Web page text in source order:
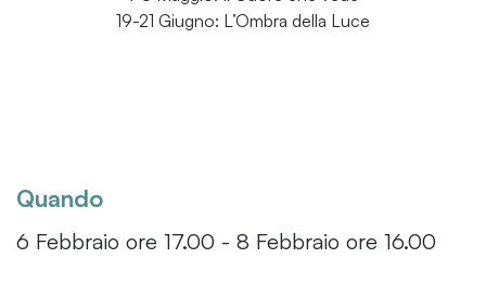
19-21 Giugno: L’Ombra della Luce
Quando
6 Febbraio ore 17.00 - 8 Febbraio ore 16.00